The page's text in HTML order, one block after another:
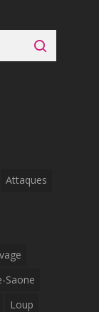
Attaques
Saone
Loup